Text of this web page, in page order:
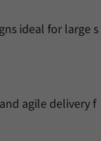
ideal for large s
agile delivery f